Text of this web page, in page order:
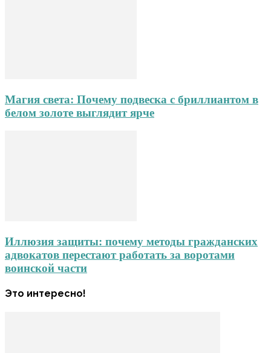
Магия света: Почему подвеска с бриллиантом в
белом золоте выглядит ярче
Иллюзия защиты: почему методы гражданских
адвокатов перестают работать за воротами
воинской части
Это интересно!